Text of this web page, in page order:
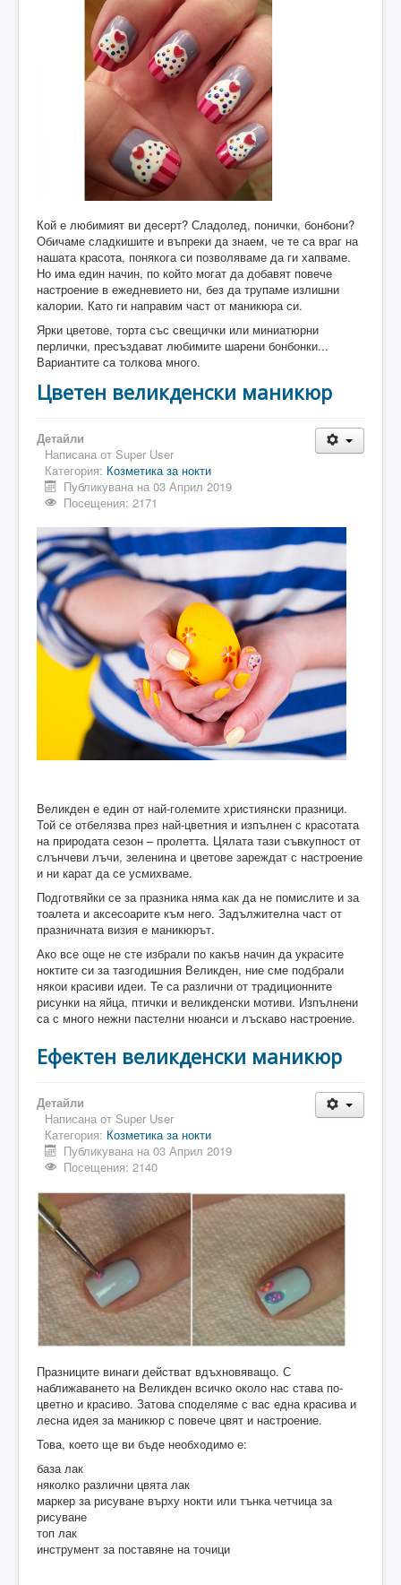
Кой е любимият ви десерт? Сладолед, понички, бонбони?
Обичаме сладкишите и въпреки да знаем, че те са враг на
нашата красота, понякога си позволяваме да ги хапваме.
Но има един начин, по който могат да добавят повече
настроение в ежедневието ни, без да трупаме излишни
калории. Като ги направим част от маникюра си.
Ярки цветове, торта със свещички или миниатюрни
перлички, пресъздават любимите шарени бонбонки...
Вариантите са толкова много.
Цветен великденски маникюр
Детайли
Написана от Super User
Категория: Козметика за нокти
Публикувана на 03 Април 2019
Посещения: 2171
Великден е един от най-големите християнски празници.
Той се отбелязва през най-цветния и изпълнен с красотата
на природата сезон – пролетта. Цялата тази съвкупност от
слънчеви лъчи, зеленина и цветове зареждат с настроение
и ни карат да се усмихваме.
Подготвяйки се за празника няма как да не помислите и за
тоалета и аксесоарите към него. Задължителна част от
празничната визия е маникюрът.
Ако все още не сте избрали по какъв начин да украсите
ноктите си за тазгодишния Великден, ние сме подбрали
някои красиви идеи. Те са различни от традиционните
рисунки на яйца, птички и великденски мотиви. Изпълнени
са с много нежни пастелни нюанси и лъскаво настроение.
Ефектен великденски маникюр
Детайли
Написана от Super User
Категория: Козметика за нокти
Публикувана на 03 Април 2019
Посещения: 2140
Празниците винаги действат вдъхновяващо. С
наближаването на Великден всичко около нас става по-
цветно и красиво. Затова споделяме с вас една красива и
лесна идея за маникюр с повече цвят и настроение.
Това, което ще ви бъде необходимо е:
база лак
няколко различни цвята лак
маркер за рисуване върху нокти или тънка четчица за
рисуване
топ лак
инструмент за поставяне на точици